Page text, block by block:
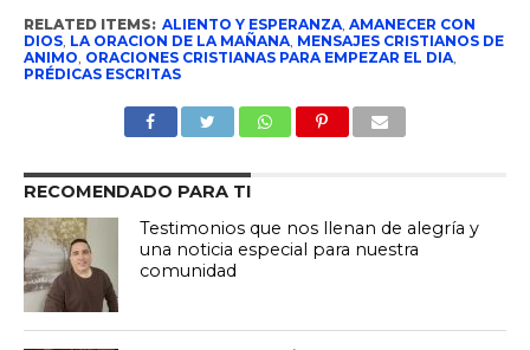
RELATED ITEMS: ALIENTO Y ESPERANZA, AMANECER CON
DIOS, LA ORACION DE LA MAÑANA, MENSAJES CRISTIANOS DE
ANIMO, ORACIONES CRISTIANAS PARA EMPEZAR EL DIA,
PRÉDICAS ESCRITAS
RECOMENDADO PARA TI
Testimonios que nos llenan de alegría y
una noticia especial para nuestra
comunidad